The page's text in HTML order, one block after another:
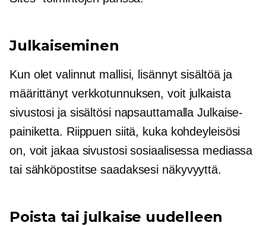
Julkaiseminen
Kun olet valinnut mallisi, lisännyt sisältöä ja
määrittänyt verkkotunnuksen, voit julkaista
sivustosi ja sisältösi napsauttamalla Julkaise-
painiketta. Riippuen siitä, kuka kohdeyleisösi
on, voit jakaa sivustosi sosiaalisessa mediassa
tai sähköpostitse saadaksesi näkyvyyttä.
Poista tai julkaise uudelleen